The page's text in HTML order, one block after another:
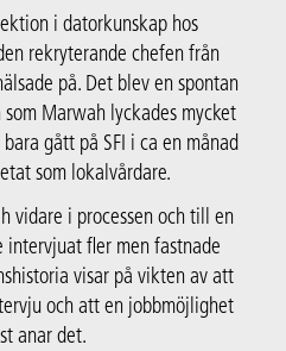
i datorkunskap hos
rekryterande chefen från
på. Det blev en spontan
Marwah lyckades mycket
gått på SFI i ca en månad
som lokalvårdare.
vidare i processen och till en
intervjuat fler men fastnade
visar på vikten av att
och att en jobbmöjlighet
anar det.